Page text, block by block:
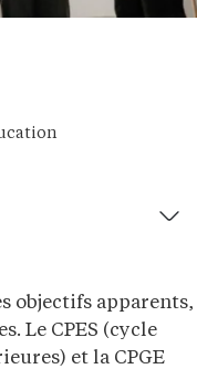
objectifs apparents,
Le CPES (cycle
et la CPGE